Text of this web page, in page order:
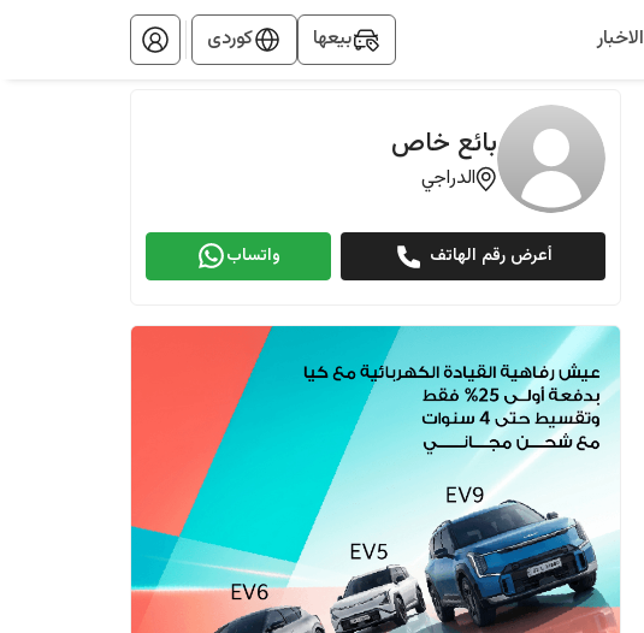
الاخبار بيعها کوردی
بائع خاص
الدراجي
أعرض رقم الهاتف واتساب